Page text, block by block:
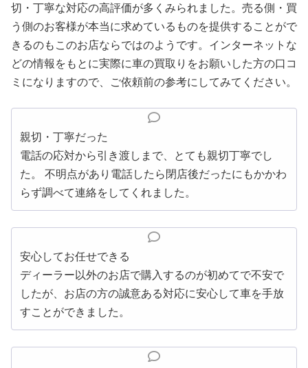
切・丁寧な対応の高評価が多くみられました。売る側・買
う側のお客様が本当に求めているものを提供することがで
きるのもこのお店ならではのようです。インターネットな
どの情報をもとに実際に車の買取りをお願いした方の口コ
ミになりますので、ご依頼前の参考にしてみてください。
親切・丁寧だった
電話の応対から引き渡しまで、とても親切丁寧でし
た。 不明点があり電話したら閉店後だったにもかかわ
らず調べて連絡をしてくれました。
安心してお任せできる
ディーラー以外のお店で購入するのが初めてで不安で
したが、お店の方の誠意ある対応に安心して車を手放
すことができました。